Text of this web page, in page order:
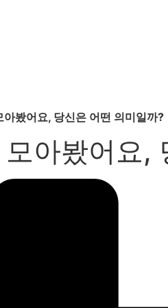
봤어요, 당신은 어떤 의미일까?
아봤어요,